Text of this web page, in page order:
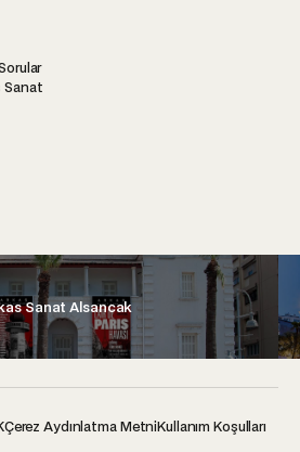
Sanat
Sanat Alsancak
Çerez Aydınlatma MetniKullanım Koşulları